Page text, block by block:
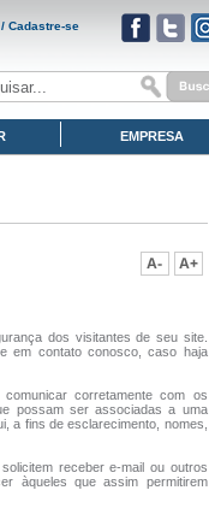
Cadastre-se
EMPRESA
dos visitantes de seu site.
em contato conosco, caso haja
corretamente com os
possam ser associadas a uma
a fins de esclarecimento, nomes,
receber e-mail ou outros
àqueles que assim permitirem